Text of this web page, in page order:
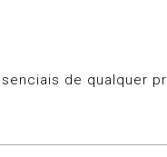
de qualquer